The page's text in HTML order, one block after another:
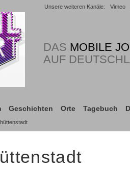
Unsere weiteren Kanäle: Vimeo
DAS MOBILE
AUF
Geschichten Orte Tagebuch